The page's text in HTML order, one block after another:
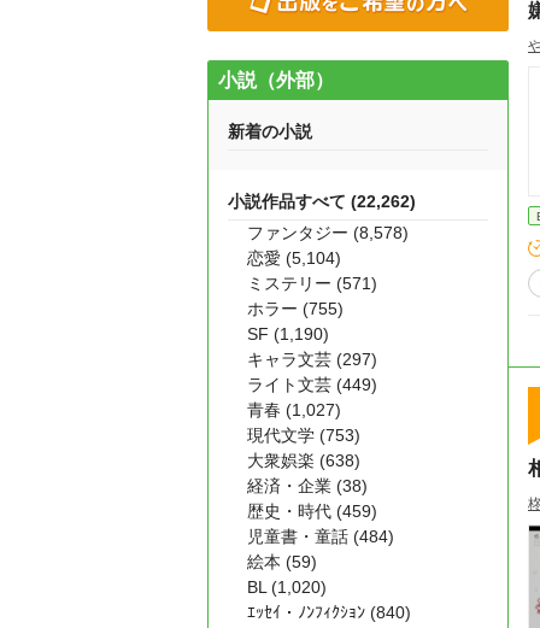
小説（外部）
新着の小説
小説作品すべて (22,262)
ファンタジー (8,578)
恋愛 (5,104)
ミステリー (571)
ホラー (755)
SF (1,190)
キャラ文芸 (297)
ライト文芸 (449)
青春 (1,027)
現代文学 (753)
大衆娯楽 (638)
経済・企業 (38)
歴史・時代 (459)
児童書・童話 (484)
絵本 (59)
BL (1,020)
ｴｯｾｲ・ﾉﾝﾌｨｸｼｮﾝ (840)